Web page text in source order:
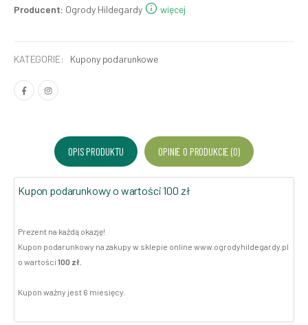
Producent: Ogrody Hildegardy więcej
KATEGORIE: Kupony podarunkowe
OPIS PRODUKTU OPINIE O PRODUKCIE (0)
Kupon podarunkowy o wartości 100 zł
Prezent na każdą okazję!
Kupon podarunkowy na zakupy w sklepie online www.ogrodyhildegardy.pl
o wartości 100 zł.
Kupon ważny jest 6 miesięcy.